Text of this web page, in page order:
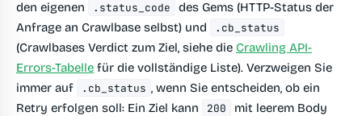
den eigenen .status_code
des Gems (HTTP-Status der
Anfrage an Crawlbase selbst) und
.cb_status
(Crawlbases Verdict zum Ziel, siehe die Crawling API-
Errors-Tabelle für die vollständige Liste). Verzweigen Sie
immer auf
.cb_status , wenn Sie entscheiden, ob ein
Retry erfolgen soll: Ein Ziel kann
200
mit leerem Body